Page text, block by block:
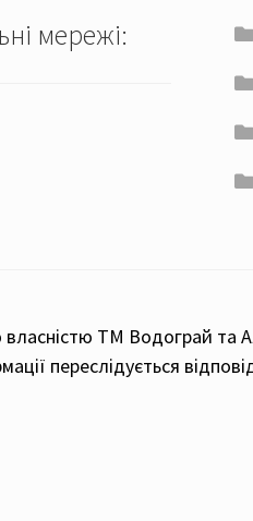
мережі:
ТМ Водограй та
переслідується